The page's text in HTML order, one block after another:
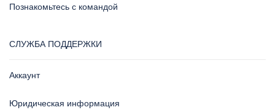
Познакомьтесь с командой
СЛУЖБА ПОДДЕРЖКИ
Аккаунт
Юридическая информация